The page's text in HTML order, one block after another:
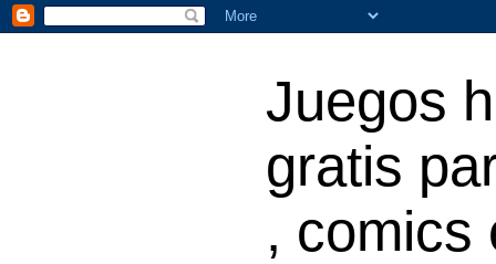
Juegos
gratis
, comics